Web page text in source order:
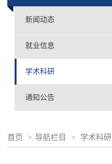
新闻动态
就业信息
学术科研
通知公告
首页 > 导航栏目 > 学术科研